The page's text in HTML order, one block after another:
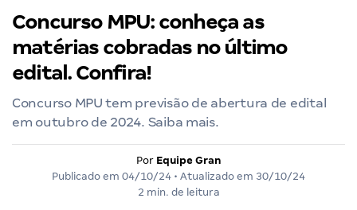
Concurso MPU: conheça as
matérias cobradas no último
edital. Confira!
Concurso MPU tem previsão de abertura de edital
em outubro de 2024. Saiba mais.
Por Equipe Gran
Publicado em 04/10/24 • Atualizado em 30/10/24
2 min. de leitura